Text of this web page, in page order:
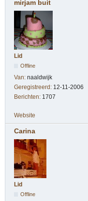
mirjam buit
Lid
Offline
Van: naaldwijk
Geregistreerd: 12-11-2006
Berichten: 1707
Website
Carina
Lid
Offline